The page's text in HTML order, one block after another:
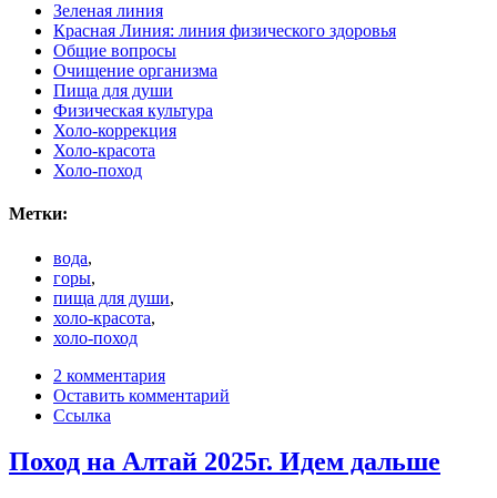
Зеленая линия
Красная Линия: линия физического здоровья
Общие вопросы
Очищение организма
Пища для души
Физическая культура
Холо-коррекция
Холо-красота
Холо-поход
Метки:
вода,
горы,
пища для души,
холо-красота,
холо-поход
2 комментария
Оставить комментарий
Ссылка
Поход на Алтай 2025г. Идем дальше